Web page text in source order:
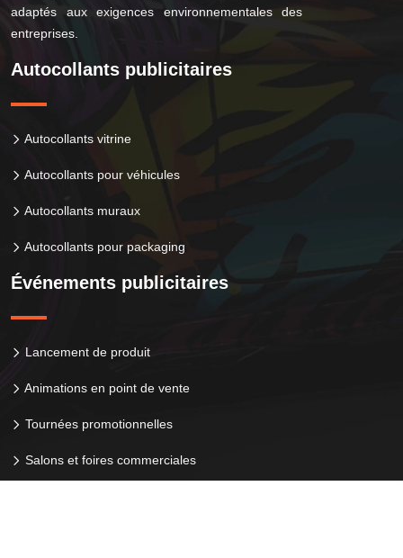
adaptés aux exigences environnementales des
entreprises.
Autocollants publicitaires
Autocollants vitrine
Autocollants pour véhicules
Autocollants muraux
Autocollants pour packaging
Événements publicitaires
Lancement de produit
Animations en point de vente
Tournées promotionnelles
Salons et foires commerciales